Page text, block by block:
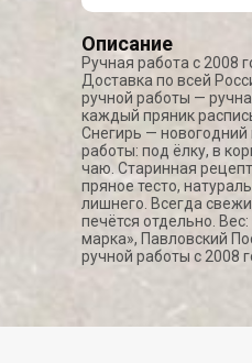
Описание
Ручная работа с 2008
Доставка по всей
ручной работы —
каждый пряник
Снегирь — новогодний
работы: под ёлку, в
чаю. Старинная
пряное тесто,
лишнего. Всегда
печётся отдельно.
марка», Павловский
ручной работы с 2008